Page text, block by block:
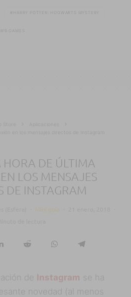
HARRY POTTER: HOGWARTS MYSTERY
WB GAMES
Store
Aplicaciones
en los mensajes directos de Instagram
HORA DE ÚLTIMA
LOS MENSAJES
DE INSTAGRAM
Mini guía
de Instagram se ha
novedad (al menos